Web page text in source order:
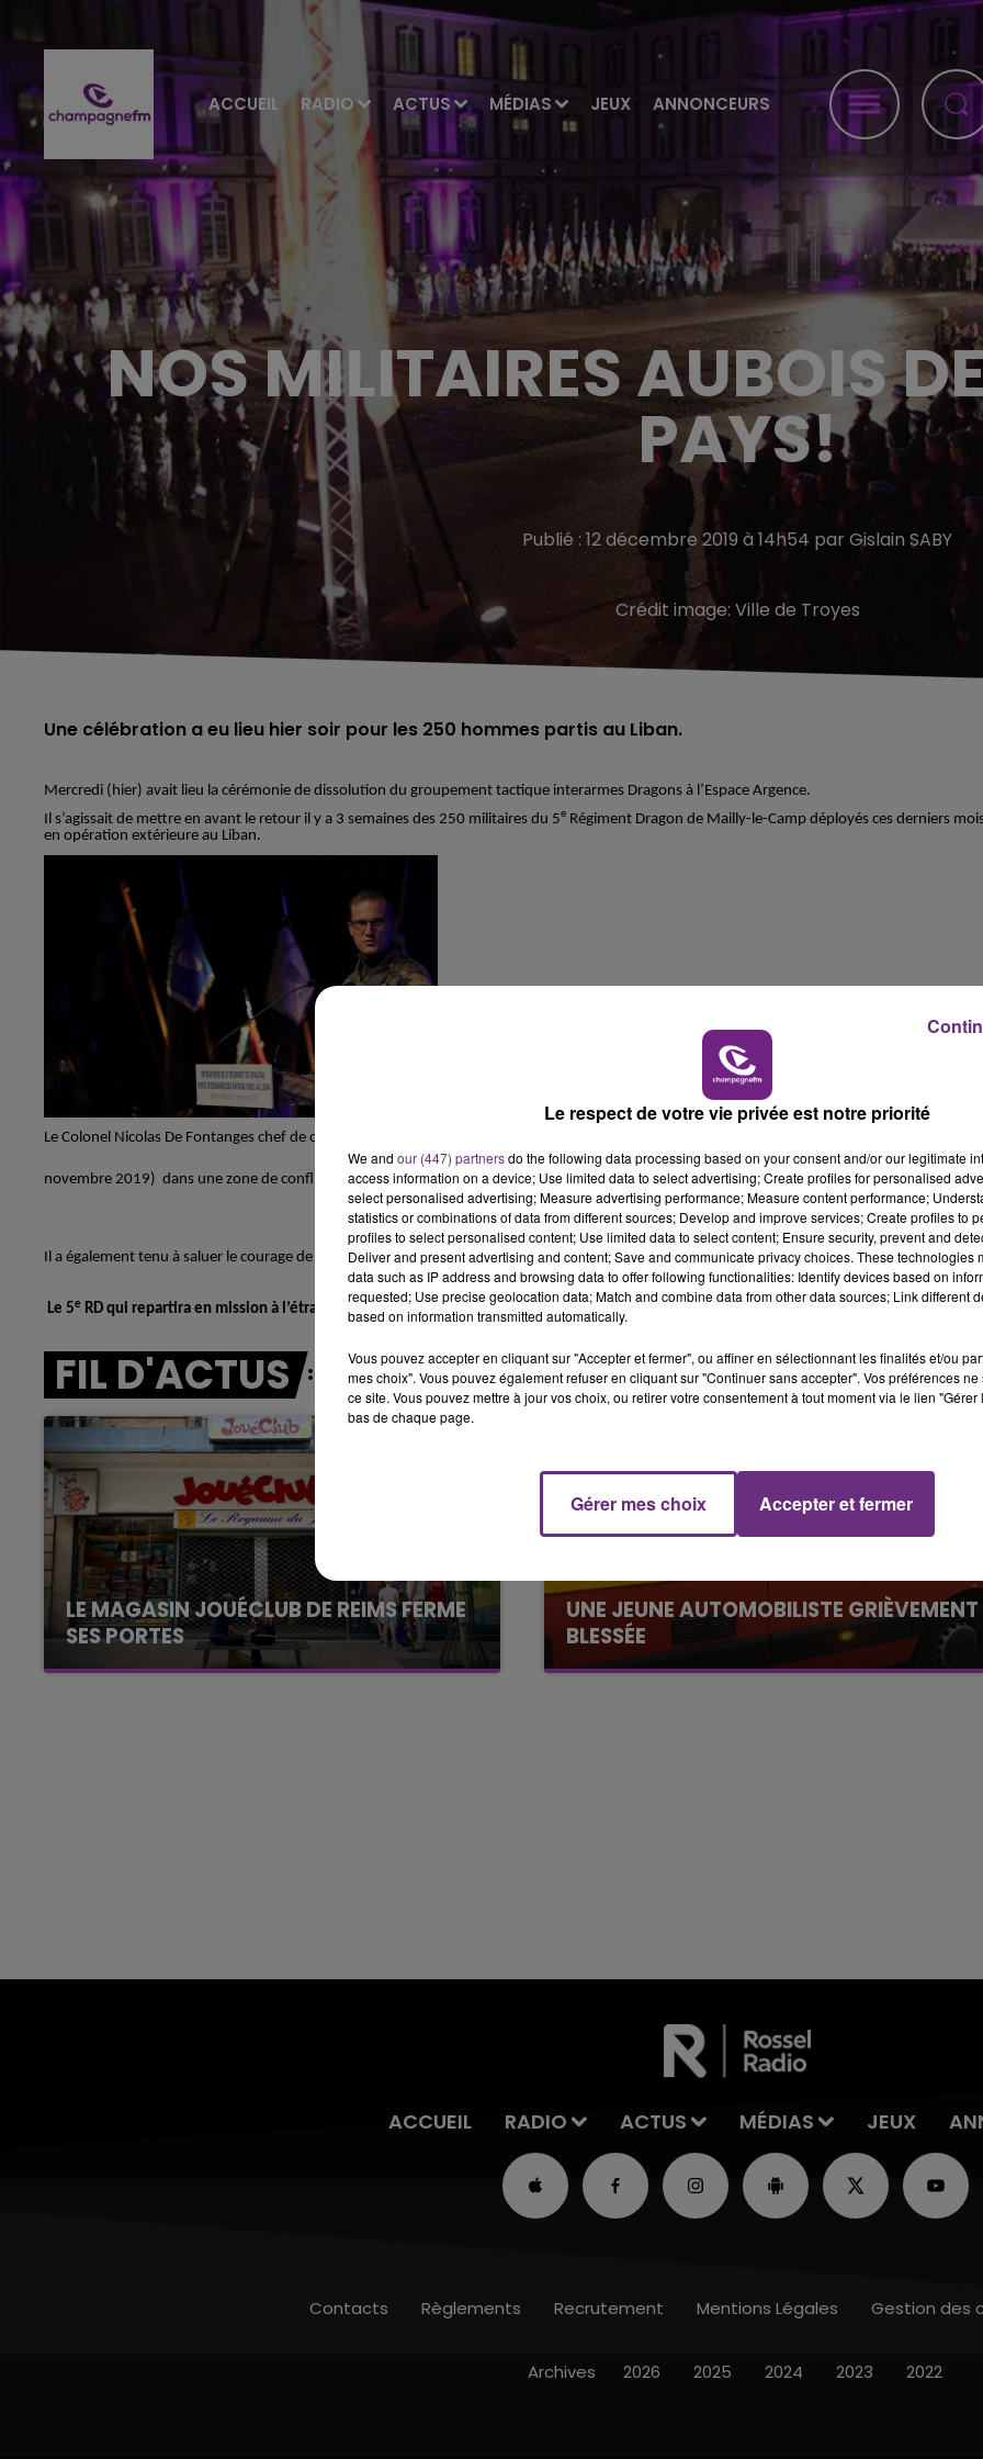
ACCUEIL RADIO ACTUS MÉDIAS JEUX ANNONCEURS
14h00 - 15h00
LA RADIO POP LE CLUB CHAMPAGNE FM
NOS MILITAIRES AUBOIS
PAYS!
Publié : 12 décembre 2019 à 14h54 par Gislain SABY
Crédit image: Ville de Troyes
Une célébration a eu lieu hier soir pour les 250 hommes partis au Liban.
Mercredi (hier) avait lieu la cérémonie de dissolution du groupement tactique interarmes Dragons à l’Espace Argence.
Il s’agissait de mettre en avant le retour il y a 3 semaines des 250 militaires du 5e Régiment Dragon de Mailly-le-Camp déployés ces derniers
en opération extérieure au Liban.
Le Colonel Nicolas De Fontanges chef de corps de 5
novembre 2019) dans une zone de conflit. Écouter le podcast
Il a également tenu à saluer le courage de ceux qui ont quitté pour la première fois leur famille. Écouter le podcast
Le 5e RD qui repartira en mission à l’étranger dans les prochains mois.
FIL D'ACTUS
LE MAGASIN JOUÉCLUB DE REIMS FERME
SES PORTES
C'était l'une des institutions du centre-ville
UNE JEUNE AUTOMOBILISTE GRIÈVEMENT
BLESSÉE
Une automobiliste s'est retrouvée piégée dans
15h00 - 19h00
Le Club Champagne FM LA POP MACHINE - CHAMPAGNE FM
ACCUEIL RADIO ACTUS MÉDIAS JEUX
Contacts Règlements Recrutement Mentions Légales Gestion des
Archives 2026 2025 2024 2023 2022
Le respect de votre vie privée est notre priorité
We and our (447) partnersdo the following data processing based on your consent and/or our legitimate
access information on a device; Use limited data to select advertising; Create profiles for personalised
select personalised advertising; Measure advertising performance; Measure content performance;
statistics or combinations of data from different sources; Develop and improve services; Create profiles to
profiles to select personalised content; Use limited data to select content; Ensure security, prevent and
Deliver and present advertising and content; Save and communicate privacy choices. These technologies
data such as IP address and browsing data to offer following functionalities: Identify devices based on
requested; Use precise geolocation data; Match and combine data from other data sources; Link different
based on information transmitted automatically.
Vous pouvez accepter en cliquant sur "Accepter et fermer", ou affiner en sélectionnant les finalités et/ou
mes choix". Vous pouvez également refuser en cliquant sur "Continuer sans accepter". Vos préférences
ce site. Vous pouvez mettre à jour vos choix, ou retirer votre consentement à tout moment via le lien
bas de chaque page.
Gérer mes choix Accepter et fermer